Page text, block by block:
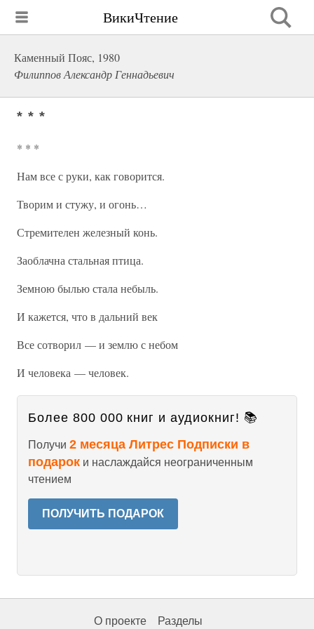
ВикиЧтение
Каменный Пояс, 1980
Филиппов Александр Геннадьевич
* * *
* * *
Нам все с руки, как говорится.
Творим и стужу, и огонь…
Стремителен железный конь.
Заоблачна стальная птица.
Земною былью стала небыль.
И кажется, что в дальний век
Все сотворил — и землю с небом
И человека — человек.
Более 800 000 книг и аудиокниг! 📚
Получи 2 месяца Литрес Подписки в
подарок и наслаждайся неограниченным
чтением
ПОЛУЧИТЬ ПОДАРОК
О проекте Разделы